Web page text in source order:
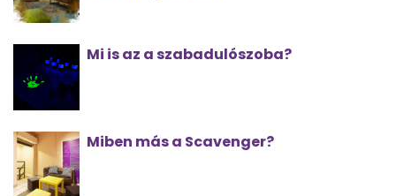
Mi is az a szabadulószoba?
Miben más a Scavenger?